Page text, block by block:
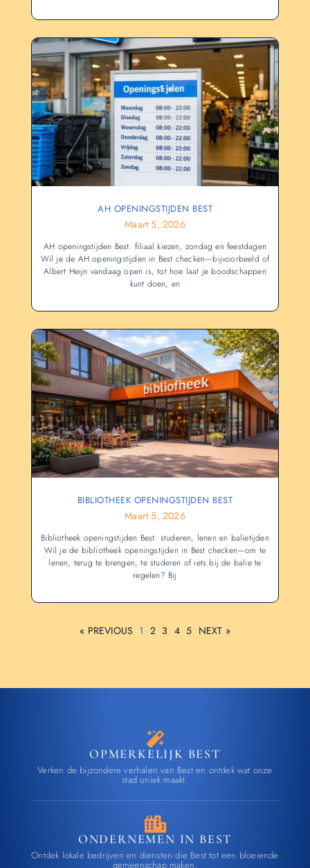
AH OPENINGSTIJDEN BEST
Maart 5, 2026
AH openingstijden Best: filiaal kiezen, zondag en feestdagen
Wil je de AH openingstijden in Best checken—bijvoorbeeld of
Albert Heijn vandaag open is, tot hoe laat je boodschappen
kunt doen, en
BIBLIOTHEEK OPENINGSTIJDEN BEST
Maart 5, 2026
Bibliotheek openingstijden Best: studeren, lenen en balietijden
Wil je de bibliotheek openingstijden in Best checken—om te
lenen, terug te brengen, te studeren of iets bij de balie te
regelen? Bij
« PREVIOUS 1 2 3 4 5 NEXT »
OPMERKELIJK BEST
Verken de bijzondere verhalen van Best en ontdek wat onze
stad uniek maakt.
ONDERNEMEN IN BEST
Ontdek lokale bedrijven en diensten die Best tot een bloeiende
gemeenschap maken.